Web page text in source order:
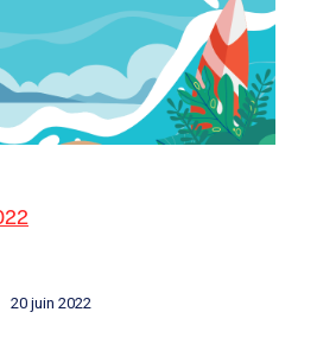
20 juin 2022